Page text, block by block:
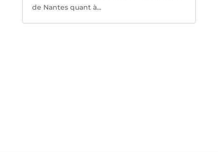
de Nantes quant à...